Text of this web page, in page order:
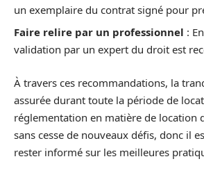
un exemplaire du contrat signé pour
Faire relire par un professionnel :
validation par un expert du droit est
À travers ces recommandations, la
assurée durant toute la période de
réglementation en matière de location
sans cesse de nouveaux défis, donc il
rester informé sur les meilleures